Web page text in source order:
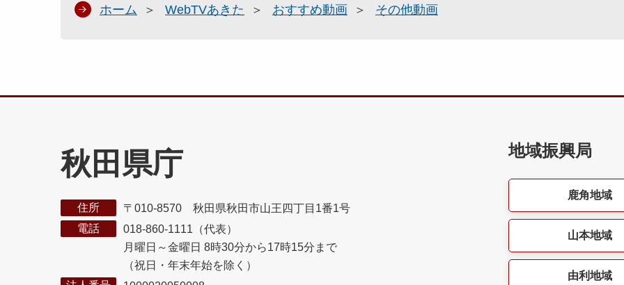
ホーム WebTVあきた おすすめ動画 その他動画
秋田県庁
住所
〒010-8570 秋田県秋田市山王四丁目1番1号
電話
018-860-1111（代表）
月曜日～金曜日 8時30分から17時15分まで
（祝日・年末年始を除く）
地域振興局
鹿角地域
山本地域
由利地域